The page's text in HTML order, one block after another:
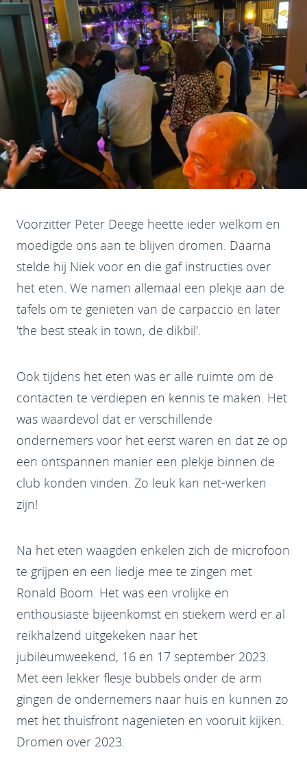
Voorzitter Peter Deege heette ieder welkom en
moedigde ons aan te blijven dromen. Daarna
stelde hij Niek voor en die gaf instructies over
het eten. We namen allemaal een plekje aan de
tafels om te genieten van de carpaccio en later
'the best steak in town, de dikbil'.
Ook tijdens het eten was er alle ruimte om de
contacten te verdiepen en kennis te maken. Het
was waardevol dat er verschillende
ondernemers voor het eerst waren en dat ze op
een ontspannen manier een plekje binnen de
club konden vinden. Zo leuk kan net-werken
zijn!
Na het eten waagden enkelen zich de microfoon
te grijpen en een liedje mee te zingen met
Ronald Boom. Het was een vrolijke en
enthousiaste bijeenkomst en stiekem werd er al
reikhalzend uitgekeken naar het
jubileumweekend, 16 en 17 september 2023.
Met een lekker flesje bubbels onder de arm
gingen de ondernemers naar huis en kunnen zo
met het thuisfront nagenieten en vooruit kijken.
Dromen over 2023.